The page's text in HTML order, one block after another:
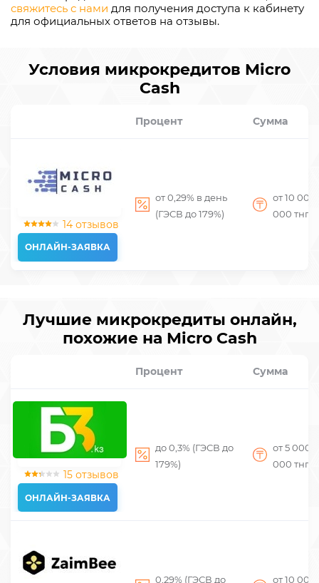
свяжитесь с нами для получения доступа к кабинету
для официальных ответов на отзывы.
Условия микрокредитов Micro
Cash
Процент Сумма
14 отзывов
ОНЛАЙН-ЗАЯВКА
от 0,29% в день
(ГЭСВ до 179%)
от 10 000
000 тнг
Лучшие микрокредиты онлайн,
похожие на Micro Cash
Процент Сумма
15 отзывов
ОНЛАЙН-ЗАЯВКА
до 0,3% (ГЭСВ до
179%)
от 5 000
000 тнг
0,29% (ГЭСВ до
от 10 000